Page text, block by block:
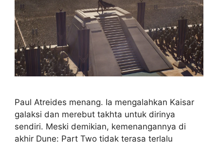
Paul Atreides menang. Ia mengalahkan Kaisar
galaksi dan merebut takhta untuk dirinya
sendiri. Meski demikian, kemenangannya di
akhir Dune: Part Two tidak terasa terlalu